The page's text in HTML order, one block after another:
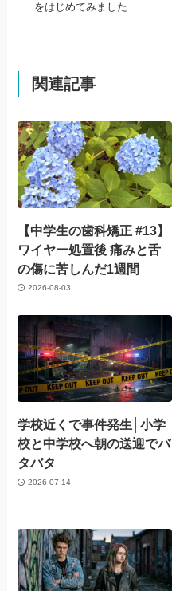
をはじめてみました
関連記事
【中学生の歯科矯正 #13】
ワイヤー処置後 痛みと舌
の傷に苦しんだ1週間
2026-08-03
学校近くで事件発生│小学
校と中学校へ朝の送迎でバ
タバタ
2026-07-14